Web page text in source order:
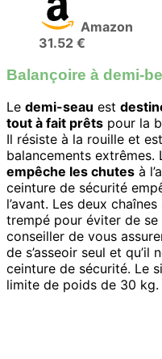
Amazon
31.52 €
Balançoire à demi-
Le demi-seau est
tout à fait prêts pour la
Il résiste à la rouille et
balancements extrêmes.
empêche les chutes à
ceinture de sécurité
l’avant. Les deux
trempé pour éviter de
conseiller de vous
de s’asseoir seul et
ceinture de sécurité. Le
limite de poids de 30 kg.